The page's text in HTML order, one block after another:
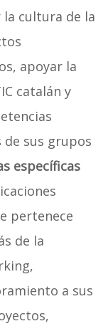
cultura de la
apoyar la
catalán y
sus grupos
específicas
pertenece
de la
a sus